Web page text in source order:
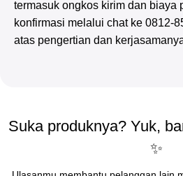
termasuk ongkos kirim dan biaya
konfirmasi melalui chat ke 0812-
atas pengertian dan
Suka produknya? Yuk,
✨